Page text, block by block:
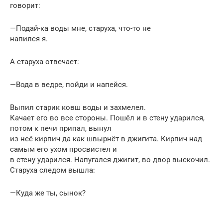
говорит:
—Подай-ка воды мне, старуха, что-то не
напился я.
А старуха отвечает:
—Вода в ведре, пойди и напейся.
Выпил старик ковш воды и захмелел.
Качает его во все стороны. Пошёл и в стену ударился,
потом к печи припал, вынул
из неё кирпич да как швырнёт в джигита. Кирпич над
самым его ухом просвистел и
в стену ударился. Напугался джигит, во двор выскочил.
Старуха следом вышла:
—Куда же ты, сынок?